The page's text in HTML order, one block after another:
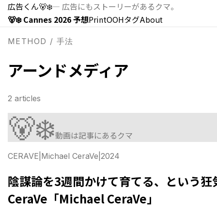
広告くん🐻‍❄️— 広告にもストーリーがあるクマ。
🐻‍❄️ Cannes 2026 予想PrintOOHタグAbout
METHOD / 手法
アーンドメディア
2 articles
🐻‍❄️動画は記事にあるクマ
CERAVE Michael CeraVe 2024
陰謀論を3週間かけて育てる、という狂
CeraVe「Michael CeraVe」